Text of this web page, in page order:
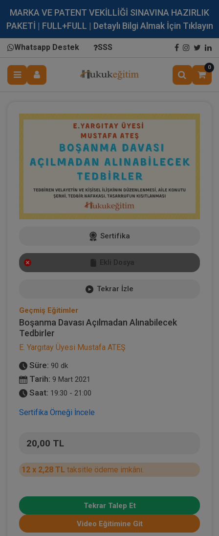
MARKA VE PATENT VEKİLLİĞİ SINAVINA HAZIRLIK
PAKETİ | FULL+FULL | Detaylı Bilgi Almak İçin Tıklayın
Whatsapp Destek SSS
0
Sertifika
Ekli Dosya
Tekrar İzle
Geçmiş Eğitimler
Boşanma Davası Açılmadan Alınabilecek
Tedbirler
E. Yargıtay Üyesi Mustafa ATEŞ
Süre: 90 dk
Tarih: 9 Mart 2021
Saat: 19:30 - 21:00
Sertifika Örneği İncele
20,00 TL
12 x 2,28 TL taksitle ödeme imkânı.
Tekrar Talep Et
Video Eğitimine Git